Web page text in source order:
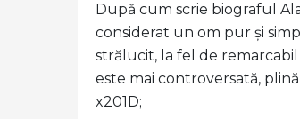
După cum scrie biograful
considerat un om pur și
strălucit, la fel de
este mai controversată,
x201D;